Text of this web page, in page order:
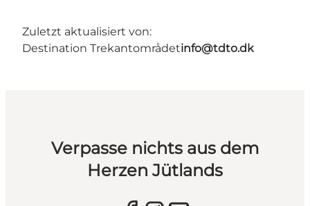
Zuletzt aktualisiert von:
Destination Trekantområdetinfo@tdto.dk
Verpasse nichts aus dem
Herzen Jütlands